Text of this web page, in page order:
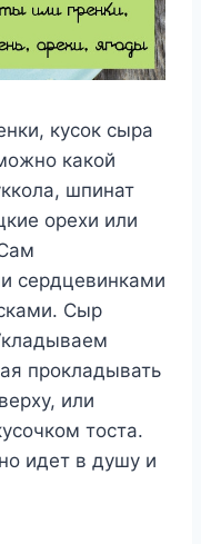
кусок сыра
какой
шпинат
орехи или
сердцевинками
Сыр
прокладывать
или
тоста.
идет в душу и